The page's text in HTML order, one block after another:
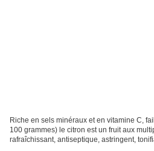
Riche en sels minéraux et en vitamine C,
100 grammes) le citron est un fruit aux
rafraîchissant, antiseptique, astringent,